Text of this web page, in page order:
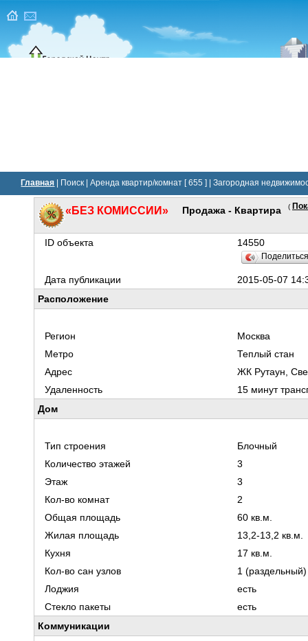
Главная Поиск |Аренда квартир/комнат [ 655 ] |Загородная
«БЕЗ КОМИССИИ» Продажа - Квартира (
ID объекта 14550
Дата публикации
2015-05-07
Расположение
Регион
Москва
Метро
Теплый стан
Адрес
ЖК Рутаун,
Удаленность
15 минут
Дом
Тип строения
Блочный
Количество этажей
3
Этаж
3
Кол-во комнат
2
Общая площадь
60 кв.м.
Жилая площадь
13,2-13,2 кв.м.
Кухня
17 кв.м.
Кол-во сан узлов
1 (раздельный)
Лоджия
есть
Стекло пакеты
есть
Коммуникации